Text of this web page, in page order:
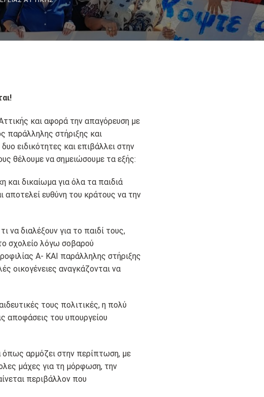
και αφορά την απαγόρευση με
παράλληλης στήριξης και
ειδικότητες και επιβάλλει στην
θέλουμε να σημειώσουμε τα εξής:
και δικαίωμα για όλα τα παιδιά
ευθύνη του κράτους να την
να διαλέξουν για το παιδί τους,
σχολείο λόγω σοβαρού
Α- ΚΑΙ παράλληλης στήριξης
οικογένειες αναγκάζονται να
τους πολιτικές, η πολύ
αποφάσεις του υπουργείου
όπως αρμόζει στην περίπτωση, με
μάχες για τη μόρφωση, την
περιβάλλον που